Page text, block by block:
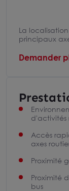
La
principaux
Demander
d'activités
Accès
axes
Proximité
Proximité
bus